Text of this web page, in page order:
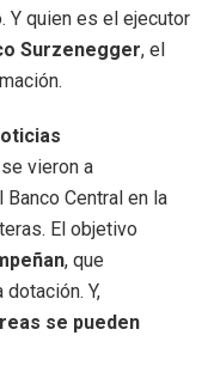
Y quien es el ejecutor
Surzenegger, el
vieron a
Central en la
El objetivo
, que
Y,
se pueden